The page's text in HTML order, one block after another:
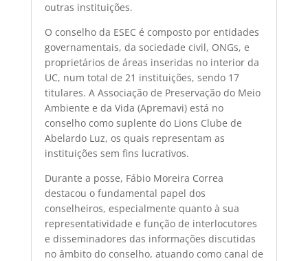
outras instituições.
O conselho da ESEC é composto por entidades
governamentais, da sociedade civil, ONGs, e
proprietários de áreas inseridas no interior da
UC, num total de 21 instituições, sendo 17
titulares. A Associação de Preservação do Meio
Ambiente e da Vida (Apremavi) está no
conselho como suplente do Lions Clube de
Abelardo Luz, os quais representam as
instituições sem fins lucrativos.
Durante a posse, Fábio Moreira Correa
destacou o fundamental papel dos
conselheiros, especialmente quanto à sua
representatividade e função de interlocutores
e disseminadores das informações discutidas
no âmbito do conselho, atuando como canal de